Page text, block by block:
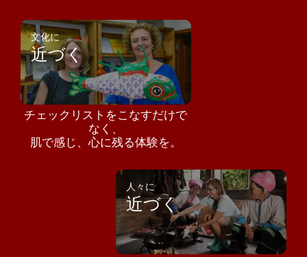
文化に
近づく
チェックリストをこなすだけで
なく、
肌で感じ、心に残る体験を。
人々に
近づく